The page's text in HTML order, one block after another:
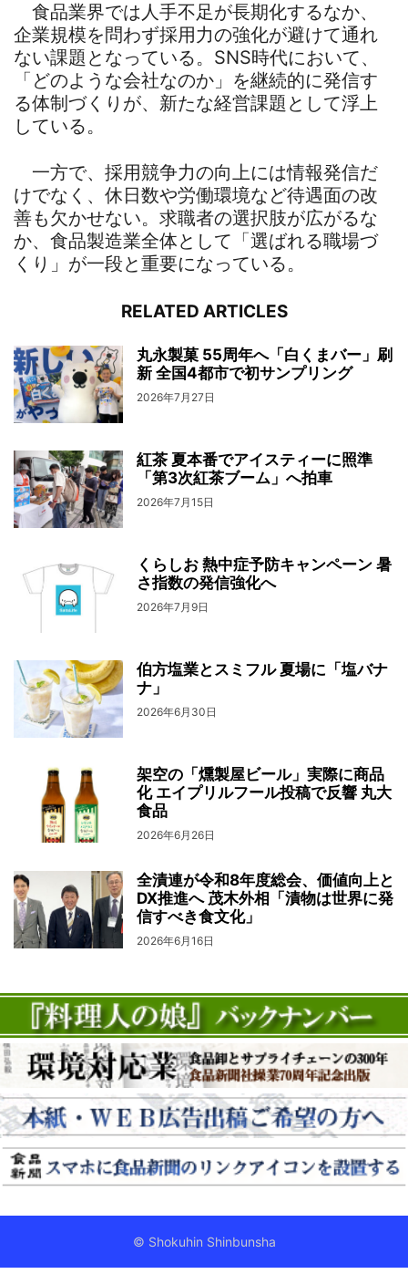
食品業界では人手不足が長期化するなか、
企業規模を問わず採用力の強化が避けて通れ
ない課題となっている。SNS時代において、
「どのような会社なのか」を継続的に発信す
る体制づくりが、新たな経営課題として浮上
している。
一方で、採用競争力の向上には情報発信だ
けでなく、休日数や労働環境など待遇面の改
善も欠かせない。求職者の選択肢が広がるな
か、食品製造業全体として「選ばれる職場づ
くり」が一段と重要になっている。
RELATED ARTICLES
丸永製菓 55周年へ「白くまバー」刷
新 全国4都市で初サンプリング
2026年7月27日
紅茶 夏本番でアイスティーに照準
「第3次紅茶ブーム」へ拍車
2026年7月15日
くらしお 熱中症予防キャンペーン 暑
さ指数の発信強化へ
2026年7月9日
伯方塩業とスミフル 夏場に「塩バナ
ナ」
2026年6月30日
架空の「燻製屋ビール」実際に商品
化 エイプリルフール投稿で反響 丸大
食品
2026年6月26日
全漬連が令和8年度総会、価値向上と
DX推進へ 茂木外相「漬物は世界に発
信すべき食文化」
2026年6月16日
© Shokuhin Shinbunsha